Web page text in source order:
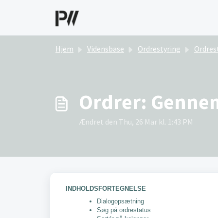
Hjem Vidensbase Ordrestyring
Ordrer:
Ændret den Thu, 26 Mar kl. 1:43 PM
INDHOLDSFORTEGNELSE
Dialogopsætning
Søg på ordrestatus